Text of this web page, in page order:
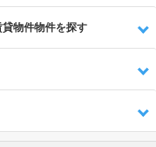
物件物件を探す